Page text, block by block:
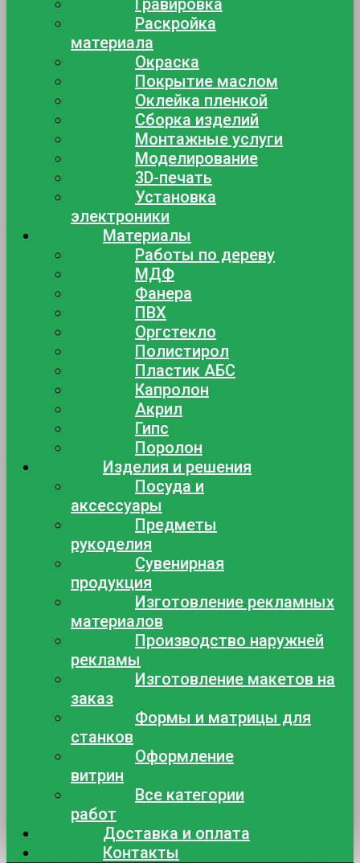
Гравировка
Раскройка
материала
Окраска
Покрытие маслом
Оклейка пленкой
Сборка изделий
Монтажные услуги
Моделирование
3D-печать
Установка
электроники
Материалы
Работы по дереву
МДФ
Фанера
ПВХ
Оргстекло
Полистирол
Пластик АБС
Капролон
Акрил
Гипс
Поролон
Изделия и решения
Посуда и
аксессуары
Предметы
рукоделия
Сувенирная
продукция
Изготовление рекламных
материалов
Производство наружней
рекламы
Изготовление макетов на
заказ
Формы и матрицы для
станков
Оформление
витрин
Все категории
работ
Доставка и оплата
Контакты